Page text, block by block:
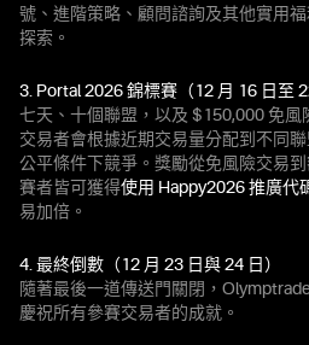
號、進階策略、顧問諮詢及其他實用
探索。
3. Portal 2026 錦標賽（12 月 16 日至
七天、十個聯盟，以及 $150,000 免風
交易者會根據近期交易量分配到不同
公平條件下競爭。獎勵從免風險交易
賽者皆可獲得使用 Happy2026 推廣代
易加倍。
4. 最終倒數（12 月 23 日與 24 日）
隨著最後一道傳送門關閉，
慶祝所有參賽交易者的成就。